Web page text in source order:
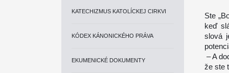
KATECHIZMUS KATOLÍCKEJ CIRKVI
KÓDEX KÁNONICKÉHO PRÁVA
EKUMENICKÉ DOKUMENTY
Ste
keď
slová
– A
že ste